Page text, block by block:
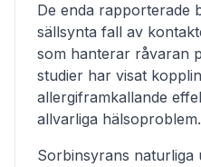
De enda rapporterade
sällsynta fall av
som hanterar råvaran
studier har visat
allergiframkallande
allvarliga hälsoproblem.
Sorbinsyrans